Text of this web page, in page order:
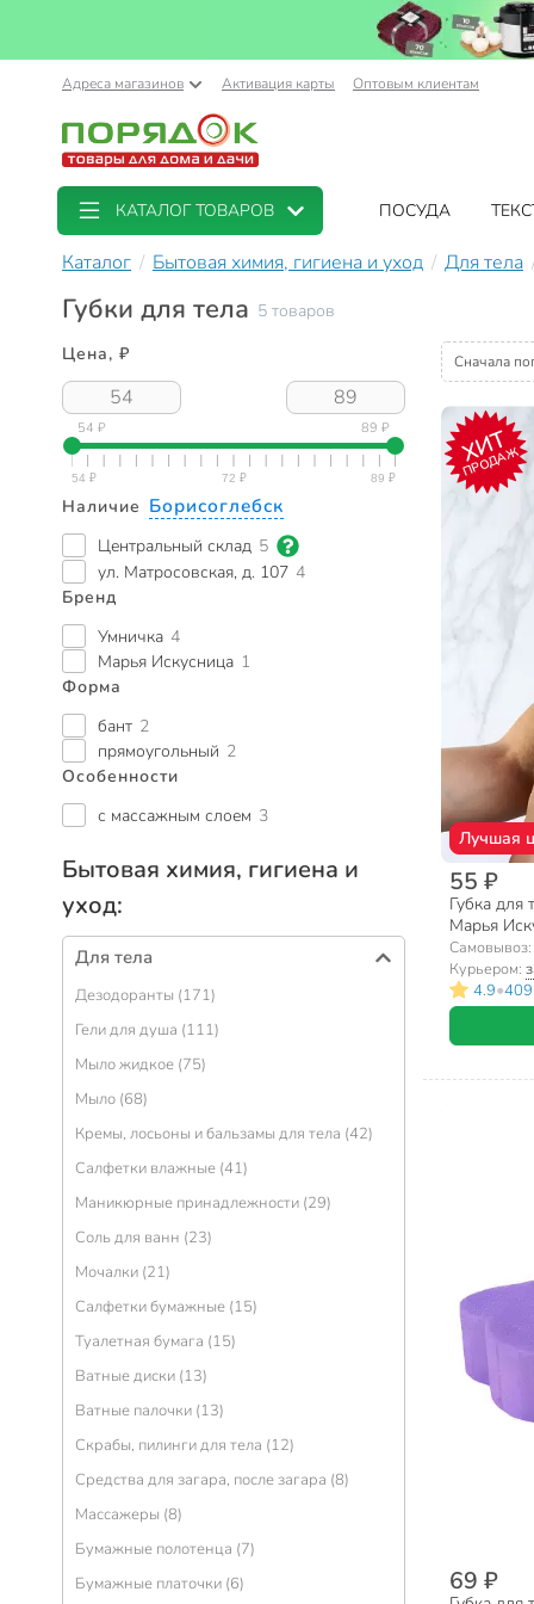
Адреса магазинов Активация карты Оптовым клиентам
КАТАЛОГ ТОВАРОВ ПОСУДА
Каталог Бытовая химия, гигиена и уход Для тела
Губки для тела 5 товаров
Цена, ₽
54 ₽ 89 ₽
Наличие Борисоглебск
Центральный склад 5
ул. Матросовская, д. 107 4
Бренд
Умничка 4
Марья Искусница 1
Форма
бант 2
прямоугольный 2
Особенности
с массажным слоем 3
Бытовая химия, гигиена и
уход:
Для тела
Дезодоранты (171)
Гели для душа (111)
Мыло жидкое (75)
Мыло (68)
Кремы, лосьоны и бальзамы для тела (42)
Салфетки влажные (41)
Маникюрные принадлежности (29)
Соль для ванн (23)
Мочалки (21)
Салфетки бумажные (15)
Туалетная бумага (15)
Ватные диски (13)
Ватные палочки (13)
Скрабы, пилинги для тела (12)
Средства для загара, после загара (8)
Массажеры (8)
Бумажные полотенца (7)
Бумажные платочки (6)
Сначала
ХИТ
ПРОДАЖ
Лучшая
55 ₽
Губка для
Марья
Самовывоз:
Курьером:
4.9•409
69 ₽